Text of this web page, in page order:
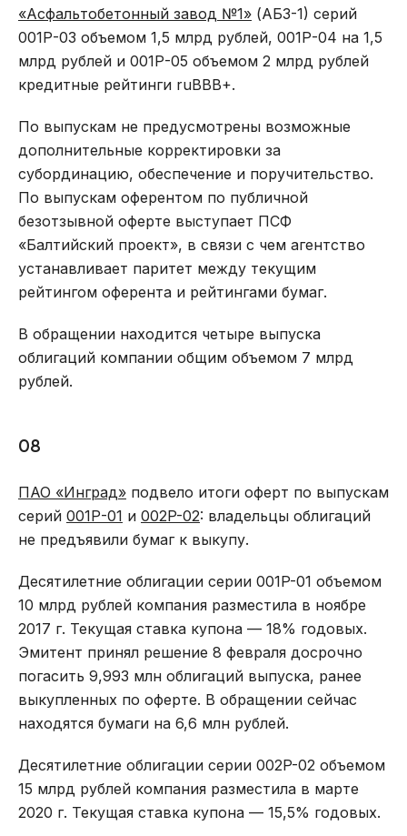
«Асфальтобетонный завод №1» (АБЗ-1) серий
001Р-03 объемом 1,5 млрд рублей, 001Р-04 на 1,5
млрд рублей и 001Р-05 объемом 2 млрд рублей
кредитные рейтинги ruBBB+.
По выпускам не предусмотрены возможные
дополнительные корректировки за
субординацию, обеспечение и поручительство.
По выпускам оферентом по публичной
безотзывной оферте выступает ПСФ
«Балтийский проект», в связи с чем агентство
устанавливает паритет между текущим
рейтингом оферента и рейтингами бумаг.
В обращении находится четыре выпуска
облигаций компании общим объемом 7 млрд
рублей.
08
ПАО «Инград» подвело итоги оферт по выпускам
серий 001Р-01 и 002P-02: владельцы облигаций
не предъявили бумаг к выкупу.
Десятилетние облигации серии 001P-01 объемом
10 млрд рублей компания разместила в ноябре
2017 г. Текущая ставка купона — 18% годовых.
Эмитент принял решение 8 февраля досрочно
погасить 9,993 млн облигаций выпуска, ранее
выкупленных по оферте. В обращении сейчас
находятся бумаги на 6,6 млн рублей.
Десятилетние облигации серии 002P-02 объемом
15 млрд рублей компания разместила в марте
2020 г. Текущая ставка купона — 15,5% годовых.